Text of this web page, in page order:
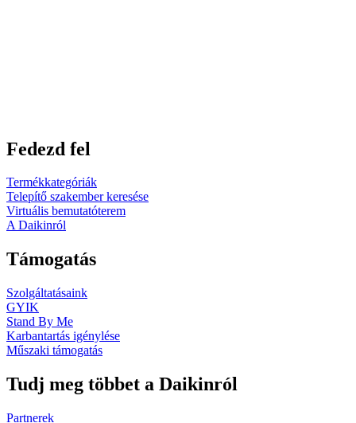
Fedezd fel
Termékkategóriák
Telepítő szakember keresése
Virtuális bemutatóterem
A Daikinról
Támogatás
Szolgáltatásaink
GYIK
Stand By Me
Karbantartás igénylése
Műszaki támogatás
Tudj meg többet a Daikinról
Partnerek